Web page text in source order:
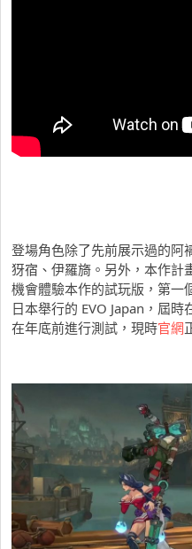
登場角色除了先前展示過的阿
犽宿、伊羅旖。另外，本作計
機會體驗本作的試玩版，第一
日本舉行的 EVO Japan，屆
在年底前進行測試，現時官網